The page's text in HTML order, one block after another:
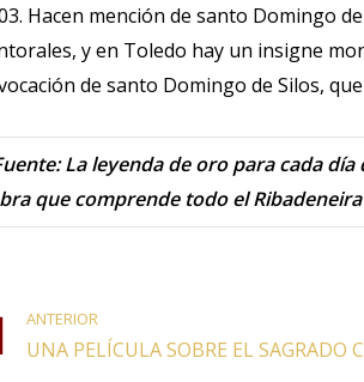
Hacen mención de santo Domingo
y en Toledo hay un insigne
de santo Domingo de Silos,
:La leyenda de oro para cada
que comprende todo el
ANTERIOR